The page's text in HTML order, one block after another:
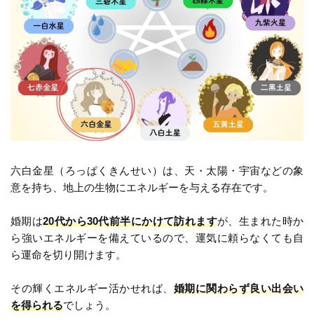
六白金星（ろっぱくきんせい）は、天・太陽・宇宙などの象
意を持ち、地上の生物にエネルギーを与える存在です。
婚期は20代から30代前半にかけて訪れますが、生まれた時か
ら強いエネルギーを備えているので、運気に頼らなくても自
ら運命を切り開けます。
その輝くエネルギー活かせれば、 婚期に関わらず良い出会い
を得られるでしょう。